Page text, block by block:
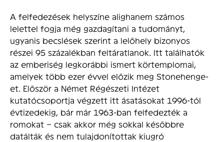
A felfedezések helyszíne alighanem számos
lelettel fogja még gazdagítani a tudományt,
ugyanis becslések szerint a lelőhely bizonyos
részei 95 százalékban feltáratlanok. Itt találhatók
az emberiség legkorábbi ismert körtemplomai,
amelyek több ezer évvel előzik meg Stonehenge-
et. Először a Német Régészeti Intézet
kutatócsoportja végzett itt ásatásokat 1996-tól
évtizedekig, bár már 1963-ban felfedezték a
romokat – csak akkor még sokkal későbbre
datálták és nem tulajdonítottak kiugró